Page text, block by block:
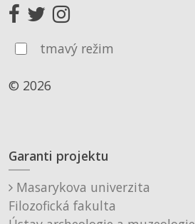
tmavý režim
© 2026
Garanti projektu
Masarykova univerzita
Filozofická fakulta